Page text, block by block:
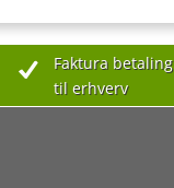
Faktura betaling
til erhverv